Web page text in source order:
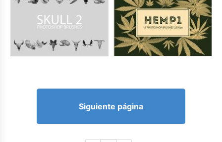
Siguiente página